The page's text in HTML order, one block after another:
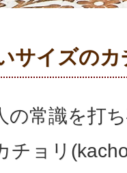
サイズのカ
の常識を打
チョリ